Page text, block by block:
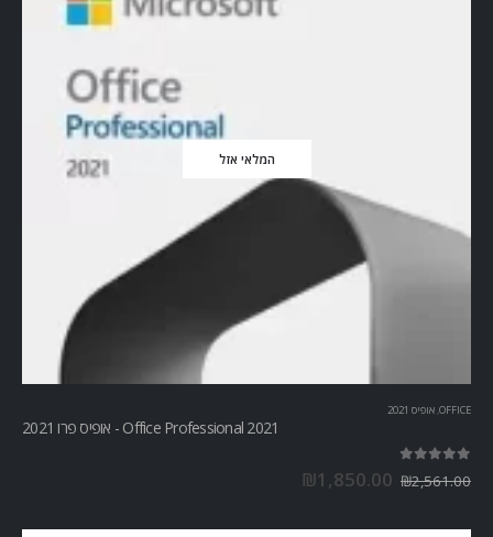
המלאי אזל
OFFICE
, אופיס 2021
Office Professional 2021 - אופיס פרו 2021
₪2,561.00
₪1,850.00